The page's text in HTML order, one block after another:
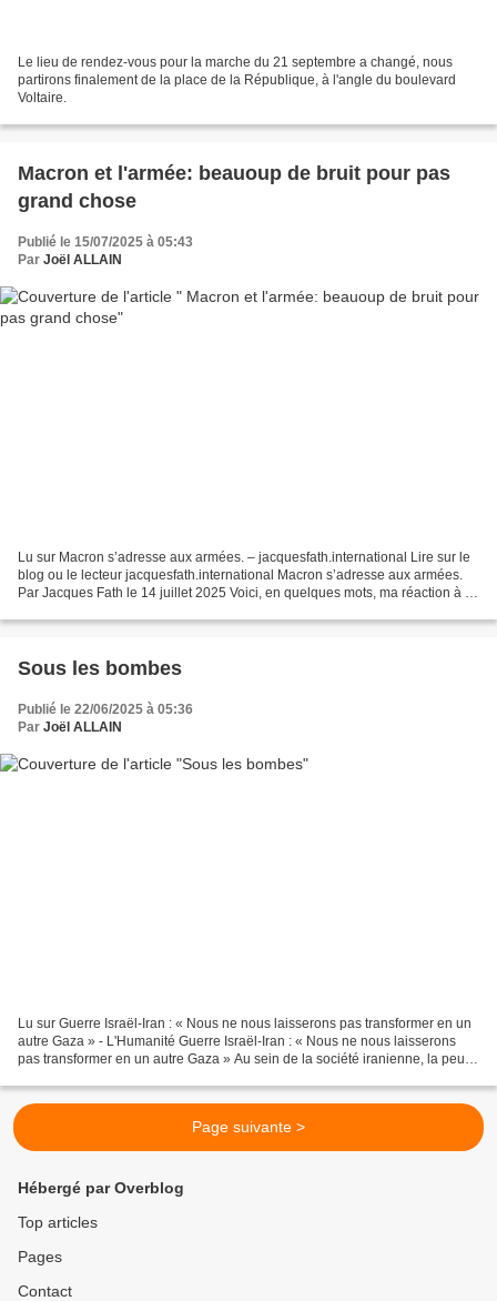
Le lieu de rendez-vous pour la marche du 21 septembre a changé, nous
partirons finalement de la place de la République, à l'angle du boulevard
Voltaire.
Macron et l'armée: beauoup de bruit pour pas
grand chose
Publié le 15/07/2025 à 05:43
Par Joël ALLAIN
Lu sur Macron s’adresse aux armées. – jacquesfath.international Lire sur le
blog ou le lecteur jacquesfath.international Macron s’adresse aux armées.
Par Jacques Fath le 14 juillet 2025 Voici, en quelques mots, ma réaction à ce
Sous les bombes
Publié le 22/06/2025 à 05:36
Par Joël ALLAIN
Lu sur Guerre Israël-Iran : « Nous ne nous laisserons pas transformer en un
autre Gaza » - L'Humanité Guerre Israël-Iran : « Nous ne nous laisserons
pas transformer en un autre Gaza » Au sein de la société iranienne, la peur
Page suivante >
Hébergé par Overblog
Top articles
Pages
Contact